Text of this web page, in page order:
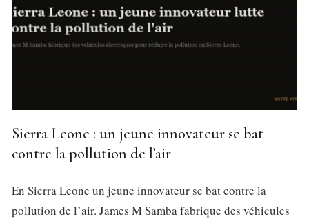
Sierra Leone : un jeune innovateur se bat
contre la pollution de l’air
En Sierra Leone un jeune innovateur se bat contre la
pollution de l’air. James M Samba fabrique des véhicules